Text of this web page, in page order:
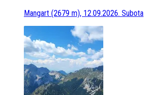
Mangart (2679 m), 12.09.2026. Subota